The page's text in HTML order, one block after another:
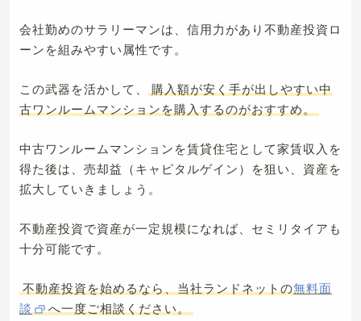
会社勤めのサラリーマンは、信用力があり不動産投資ロ
ーンを組みやすい属性です。
この武器を活かして、
購入額が安く手が出しやすい中
古ワンルームマンションを購入するのがおすすめ。
中古ワンルームマンションを賃貸住宅として家賃収入を
得た後は、売却益（キャピタルゲイン）を狙い、資産を
拡大していきましょう。
不動産投資で資産が一定規模になれば、セミリタイアも
十分可能です。
不動産投資を始めるなら、当社ランドネットの無料面
談
へ一度ご相談ください。